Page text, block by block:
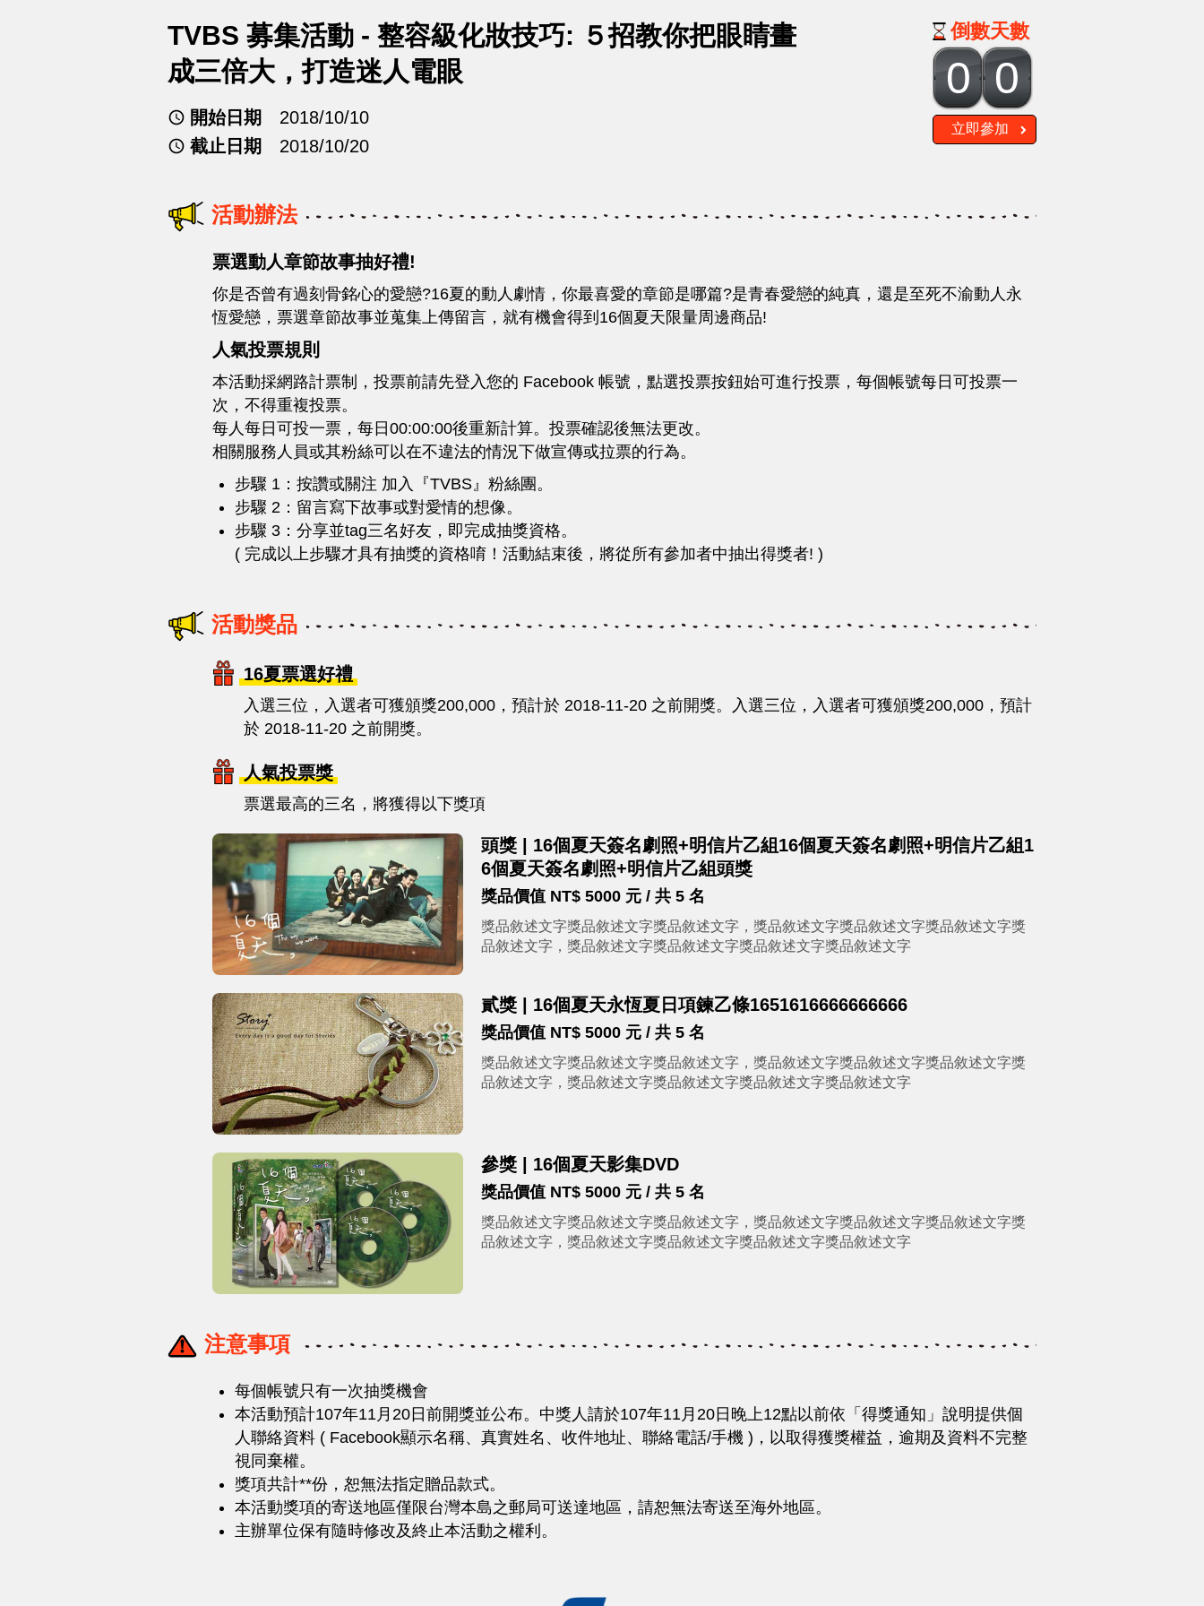
TVBS 募集活動 - 整容級化妝技巧: ５招教你把眼睛畫
成三倍大，打造迷人電眼
倒數天數
00
立即參加
開始日期
2018/10/10
截止日期
2018/10/20
活動辦法
票選動人章節故事抽好禮!
你是否曾有過刻骨銘心的愛戀?16夏的動人劇情，你最喜愛的章節是哪篇?是青春愛戀的純真，還是至死不渝動人永
恆愛戀，票選章節故事並蒐集上傳留言，就有機會得到16個夏天限量周邊商品!
人氣投票規則
本活動採網路計票制，投票前請先登入您的 Facebook 帳號，點選投票按鈕始可進行投票，每個帳號每日可投票一
次，不得重複投票。
每人每日可投一票，每日00:00:00後重新計算。投票確認後無法更改。
相關服務人員或其粉絲可以在不違法的情況下做宣傳或拉票的行為。
步驟 1：按讚或關注 加入『TVBS』粉絲團。
步驟 2：留言寫下故事或對愛情的想像。
步驟 3：分享並tag三名好友，即完成抽獎資格。
( 完成以上步驟才具有抽獎的資格唷！活動結束後，將從所有參加者中抽出得獎者! )
活動獎品
16夏票選好禮
入選三位，入選者可獲頒獎200,000，預計於 2018-11-20 之前開獎。入選三位，入選者可獲頒獎200,000，預計
於 2018-11-20 之前開獎。
人氣投票獎
票選最高的三名，將獲得以下獎項
頭獎 | 16個夏天簽名劇照+明信片乙組16個夏天簽名劇照+明信片乙組1
6個夏天簽名劇照+明信片乙組頭獎
獎品價值 NT$ 5000 元 / 共 5 名
獎品敘述文字獎品敘述文字獎品敘述文字，獎品敘述文字獎品敘述文字獎品敘述文字獎
品敘述文字，獎品敘述文字獎品敘述文字獎品敘述文字獎品敘述文字
貳獎 | 16個夏天永恆夏日項鍊乙條1651616666666666
獎品價值 NT$ 5000 元 / 共 5 名
獎品敘述文字獎品敘述文字獎品敘述文字，獎品敘述文字獎品敘述文字獎品敘述文字獎
品敘述文字，獎品敘述文字獎品敘述文字獎品敘述文字獎品敘述文字
參獎 | 16個夏天影集DVD
獎品價值 NT$ 5000 元 / 共 5 名
獎品敘述文字獎品敘述文字獎品敘述文字，獎品敘述文字獎品敘述文字獎品敘述文字獎
品敘述文字，獎品敘述文字獎品敘述文字獎品敘述文字獎品敘述文字
注意事項
每個帳號只有一次抽獎機會
本活動預計107年11月20日前開獎並公布。中獎人請於107年11月20日晚上12點以前依「得獎通知」說明提供個
人聯絡資料 ( Facebook顯示名稱、真實姓名、收件地址、聯絡電話/手機 )，以取得獲獎權益，逾期及資料不完整
視同棄權。
獎項共計**份，恕無法指定贈品款式。
本活動獎項的寄送地區僅限台灣本島之郵局可送達地區，請恕無法寄送至海外地區。
主辦單位保有隨時修改及終止本活動之權利。